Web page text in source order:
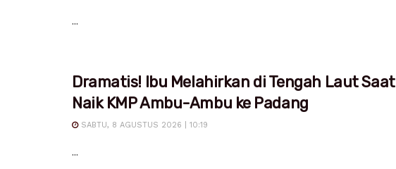
...
Dramatis! Ibu Melahirkan di Tengah Laut Saat
Naik KMP Ambu-Ambu ke Padang
SABTU, 8 AGUSTUS 2026 | 10:19
...